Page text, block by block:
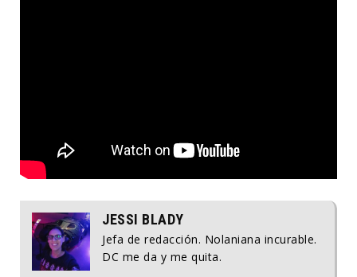
JESSI BLADY
Jefa de redacción. Nolaniana incurable.
DC me da y me quita.